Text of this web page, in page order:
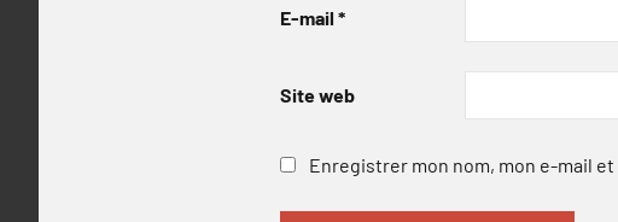
E-mail *
Site web
Enregistrer mon nom, mon e-mail